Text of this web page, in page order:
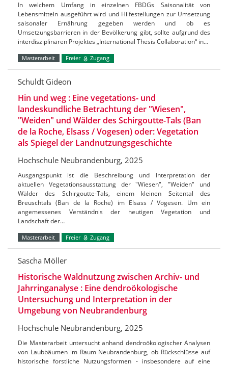
In welchem Umfang in einzelnen FBDGs Saisonalität von
Lebensmitteln ausgeführt wird und Hilfestellungen zur Umsetzung
saisonaler Ernährung gegeben werden und ob es
Umsetzungsbarrieren in der Bevölkerung gibt, sollte aufgrund des
interdisziplinären Projektes „International Thesis Collaboration“ in…
Masterarbeit Freier Zugang
Schuldt Gideon
Hin und weg : Eine vegetations- und
landeskundliche Betrachtung der "Wiesen",
"Weiden" und Wälder des Schirgoutte-Tals (Ban
de la Roche, Elsass / Vogesen) oder: Vegetation
als Spiegel der Landnutzungsgeschichte
Hochschule Neubrandenburg, 2025
Ausgangspunkt ist die Beschreibung und Interpretation der
aktuellen Vegetationsausstattung der "Wiesen", "Weiden" und
Wälder des Schirgoutte-Tals, einem kleinen Seitental des
Breuschtals (Ban de la Roche) im Elsass / Vogesen. Um ein
angemessenes Verständnis der heutigen Vegetation und
Landschaft der…
Masterarbeit Freier Zugang
Sascha Möller
Historische Waldnutzung zwischen Archiv- und
Jahrringanalyse : Eine dendroökologische
Untersuchung und Interpretation in der
Umgebung von Neubrandenburg
Hochschule Neubrandenburg, 2025
Die Masterarbeit untersucht anhand dendroökologischer Analysen
von Laubbäumen im Raum Neubrandenburg, ob Rückschlüsse auf
historische forstliche Nutzungsformen - insbesondere auf eine